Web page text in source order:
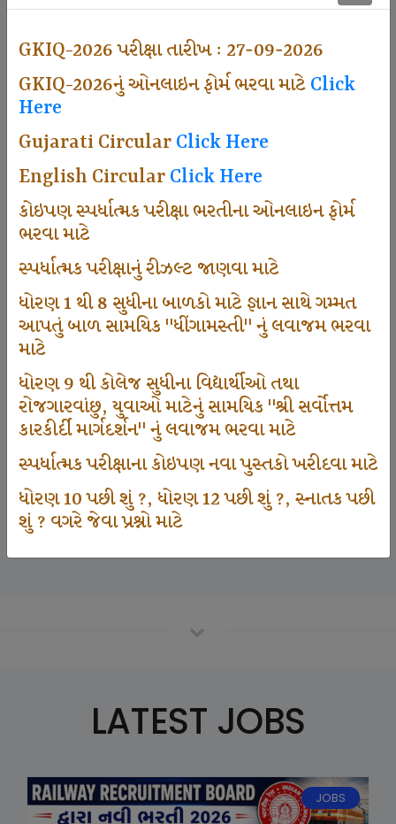
GKIQ-2026 પરીક્ષા તારીખ : 27-09-2026
GKIQ-2026નું ઓનલાઇન ફોર્મ ભરવા માટેClick
Here
Gujarati CircularClick Here
English CircularClick Here
કોઇપણ સ્પર્ધાત્મક પરીક્ષા ભરતીના ઓનલાઇન ફોર્મ
ભરવા માટે
સ્પર્ધાત્મક પરીક્ષાનું રીઝલ્ટ જાણવા માટે
ધોરણ 1 થી 8 સુધીના બાળકો માટે જ્ઞાન સાથે ગમ્મત
આપતું બાળ સામયિક "ધીંગામસ્તી" નું લવાજમ ભરવા
માટે
ધોરણ 9 થી કોલેજ સુધીના વિદ્યાર્થીઓ તથા
રોજગારવાંછુ, યુવાઓ માટેનું સામયિક "શ્રી સર્વોત્તમ
કારકીર્દી માર્ગદર્શન" નું લવાજમ ભરવા માટે
સ્પર્ધાત્મક પરીક્ષાના કોઇપણ નવા પુસ્તકો ખરીદવા માટે
ધોરણ 10 પછી શું ?, ધોરણ 12 પછી શું ?, સ્નાતક પછી
શું ? વગરે જેવા પ્રશ્નો માટે
500
Dhingamasti Subscription
671
1000
Participate School In GKIQ
125000
LATEST JOBS
JOBS